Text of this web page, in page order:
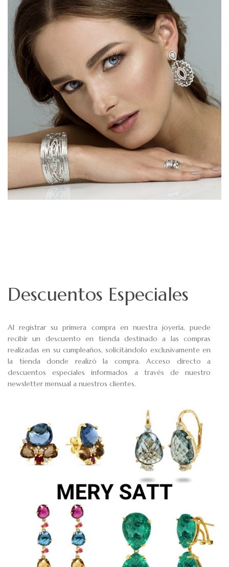
Descuentos Especiales
Al registrar su primera compra en nuestra joyería, puede
recibir un descuento en tienda destinado a las compras
realizadas en su cumpleaños, solicitándolo exclusivamente en
la tienda donde realizó la compra. Acceso directo a
descuentos especiales informados a través de nuestro
newsletter mensual a nuestros clientes.